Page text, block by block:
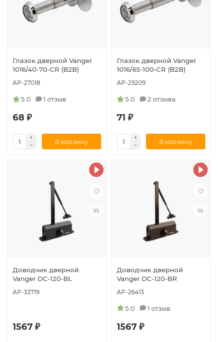
Глазок дверной Vanger
1016/40-70-CR (B2B)
AP-27018
5.0 1 отзыв
68 ₽
В корзину
Глазок дверной Vanger
1016/65-100-CR (B2B)
AP-29209
5.0 2 отзыва
71 ₽
В корзину
Доводчик дверной
Vanger DC-120-BL
AP-33719
1567 ₽
Доводчик дверной
Vanger DC-120-BR
AP-26413
5.0 1 отзыв
1567 ₽